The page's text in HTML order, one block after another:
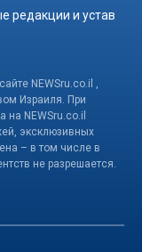
редакции и устав
NEWSru.co.il ,
Израиля. При
на NEWSru.co.il
эксклюзивных
– в том числе в
не разрешается.